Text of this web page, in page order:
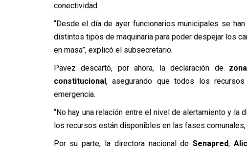
conectividad.
“Desde el día de ayer funcionarios municipales se
distintos tipos de maquinaria para poder despejar los
en masa”, explicó el subsecretario.
Pavez descartó, por ahora, la declaración de
constitucional, asegurando que todos los
emergencia.
“No hay una relación entre el nivel de alertamiento y
los recursos están disponibles en las fases
Por su parte, la directora nacional deSenapred,